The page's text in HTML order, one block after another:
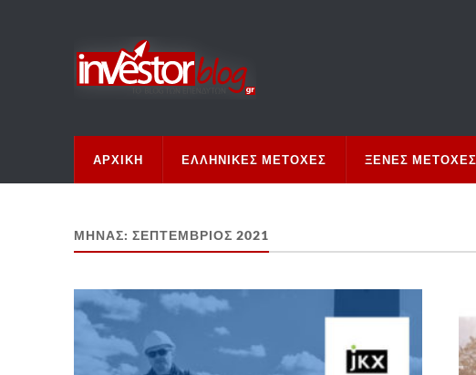
ΑΡΧΙΚΉ ΕΛΛΗΝΙΚΈΣ ΜΕΤΟΧΈΣ ΞΈΝΕΣ ΜΕΤΟΧΈΣ
ΜΉΝΑΣ: ΣΕΠΤΈΜΒΡΙΟΣ 2021